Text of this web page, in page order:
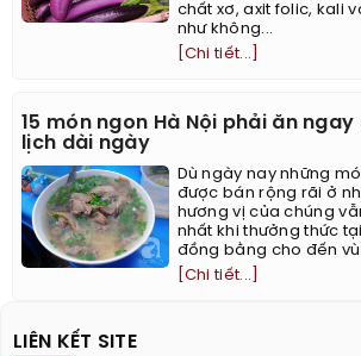
chất xơ, axit folic, kali
như không...
[Chi tiết...]
15 món ngon Hà Nội phải ăn
lịch dài ngày
Dù ngày nay những
được bán rộng rãi ở
hương vị của chúng
nhất khi thưởng thức tại
đồng bằng cho đến
[Chi tiết...]
LIÊN KẾT SITE